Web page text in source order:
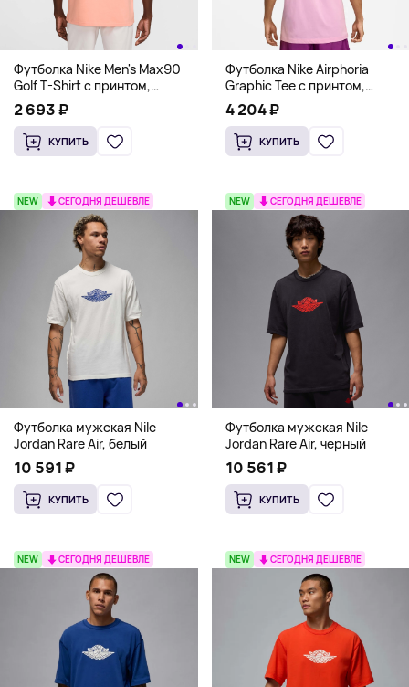
Футболка Nike Men's Max90
Golf T-Shirt с принтом,
персиковый
2 693 ₽
КУПИТЬ
Футболка Nike Airphoria
Graphic Tee с принтом,
розовый
4 204 ₽
КУПИТЬ
NEW СЕГОДНЯ ДЕШЕВЛЕ
Футболка мужская Nile
Jordan Rare Air, белый
10 591 ₽
КУПИТЬ
NEW СЕГОДНЯ ДЕШЕВЛЕ
Футболка мужская Nile
Jordan Rare Air, черный
10 561 ₽
КУПИТЬ
NEW СЕГОДНЯ ДЕШЕВЛЕ NEW СЕГОДНЯ ДЕШЕВЛЕ